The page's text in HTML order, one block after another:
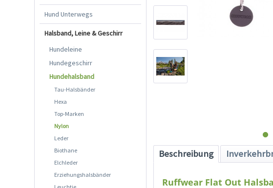
Hund Unterwegs
Halsband, Leine & Geschirr
Hundeleine
Hundegeschirr
Hundehalsband
Tau-Halsbänder
Hexa
Top-Marken
Nylon
Leder
Biothane
Elchleder
Erziehungshalsbänder
Beschreibung
Ruffwear Flat Out